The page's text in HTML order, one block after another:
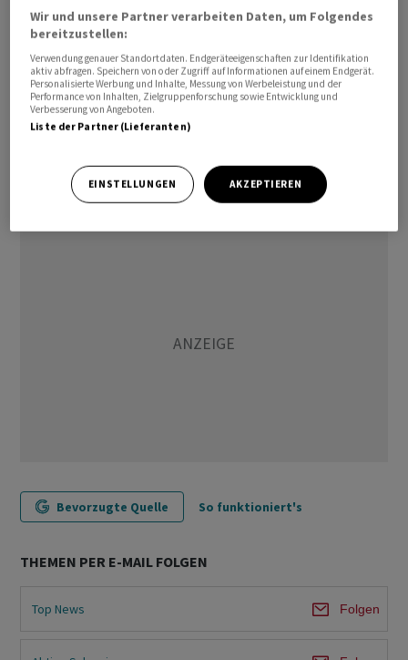
Lonzahatte den Kauf der Anlage der
Genentech im März angekündigt. Mit einer
Gesamtkapazität von rund 330'000 Litern an
Bioreaktoren sei der Standort an der amerikanischen
Westküste eine der weltgrössten Produktionsanlagen
Bevorzugte Quelle So funktioniert's
THEMEN PER E-MAIL FOLGEN
Top News Folgen
Wir und unsere Partner verarbeiten Daten, um Folgendes
bereitzustellen:
Verwendung genauer Standortdaten. Endgeräteeigenschaften zur Identifikation
aktiv abfragen. Speichern von oder Zugriff auf Informationen auf einem Endgerät.
Personalisierte Werbung und Inhalte, Messung von Werbeleistung und der
Performance von Inhalten, Zielgruppenforschung sowie Entwicklung und
Verbesserung von Angeboten.
Liste der Partner (Lieferanten)
EINSTELLUNGEN AKZEPTIEREN